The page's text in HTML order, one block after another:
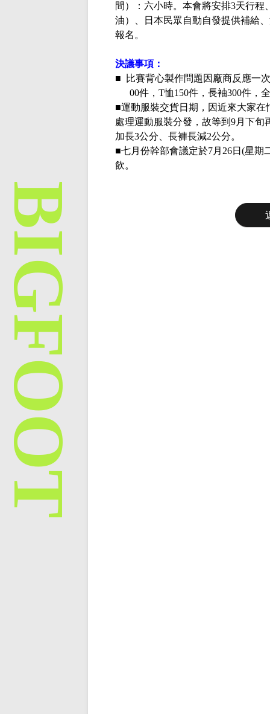
間）：六小時。本會將安排3天行
油）、日本民眾自動自發提供補給
報名。
決議事項：
■
比賽背心製作問題因廠商反應一
00件，T恤150件，長袖300件，
■運動服裝交貨日期，因近來大家
處理運動服裝分發，故等到 9月下旬
加長3公分、長褲長減2公分。
■七月份幹部會議定於7月26日(星期
飲。